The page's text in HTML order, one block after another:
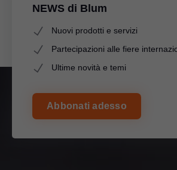
NEWS di Blum
Nuovi prodotti e servizi
Partecipazioni alle fiere
Ultime novità e temi
Abbonati adesso